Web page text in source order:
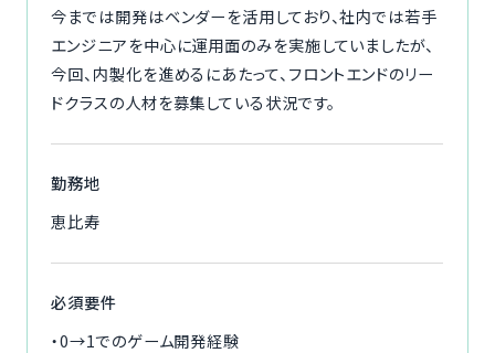
今までは開発はベンダーを活用しており、社内では若手
エンジニアを中心に運用面のみを実施していましたが、
今回、内製化を進めるにあたって、フロントエンドのリー
ドクラスの人材を募集している状況です。
勤務地
恵比寿
必須要件
・0→1でのゲーム開発経験